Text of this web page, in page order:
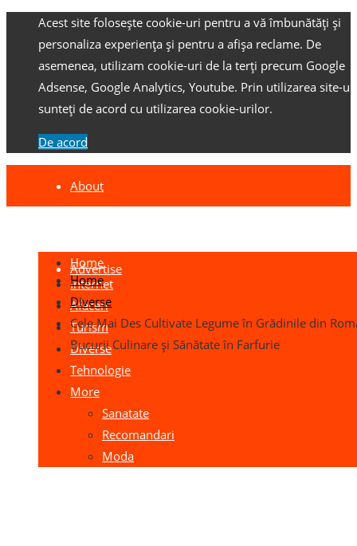
Acest site folosește cookie-uri pentru a vă îmbunătăți și
personaliza experiența și pentru a afișa reclame. De
asemenea, utilizam cookie-uri de la terți precum Google
Adsense, Google Analytics, Youtube. Prin utilizarea site-
sunteți de acord cu utilizarea cookie-urilor.
De acord
About
Advertise
Home
Internet
Afaceri
Turism
Diverse
Tehnologie
More
Sanatate
Recomandari
Moda
Home
Diverse
Cele Mai Des Cultivate Legume în Grădinile din
Bucurii Culinare și Sănătate în Farfurie